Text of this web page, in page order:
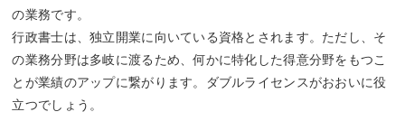
の業務です。
行政書士は、独立開業に向いている資格とされます。ただし、そ
の業務分野は多岐に渡るため、何かに特化した得意分野をもつこ
とが業績のアップに繋がります。ダブルライセンスがおおいに役
立つでしょう。